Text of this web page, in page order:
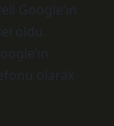
Google’ın
oldu.
olarak